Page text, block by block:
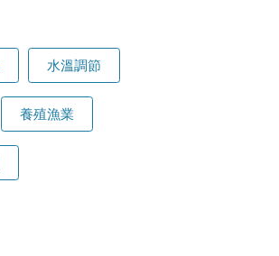
水溫調節
養殖漁業